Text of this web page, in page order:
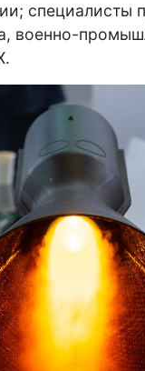
специалисты
военно-